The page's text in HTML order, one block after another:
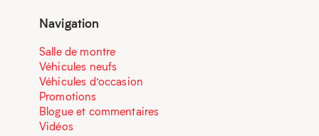
Navigation
Salle de montre
Véhicules neufs
Véhicules d’occasion
Promotions
Blogue et commentaires
Vidéos